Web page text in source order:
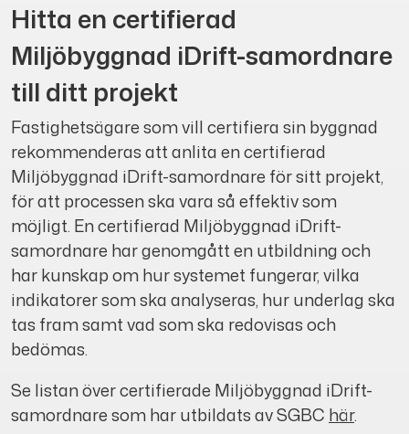
Hitta en certifierad
Miljöbyggnad iDrift-samordnare
till ditt projekt
Fastighetsägare som vill certifiera sin byggnad
rekommenderas att anlita en certifierad
Miljöbyggnad iDrift-samordnare för sitt projekt,
för att processen ska vara så effektiv som
möjligt. En certifierad Miljöbyggnad iDrift-
samordnare har genomgått en utbildning och
har kunskap om hur systemet fungerar, vilka
indikatorer som ska analyseras, hur underlag ska
tas fram samt vad som ska redovisas och
bedömas.
Se listan över certifierade Miljöbyggnad iDrift-
samordnare som har utbildats av SGBC här.